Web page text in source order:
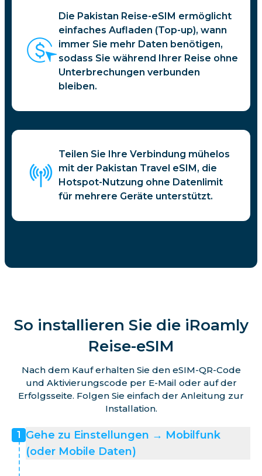
Die Pakistan Reise-eSIM ermöglicht
einfaches Aufladen (Top-up), wann
immer Sie mehr Daten benötigen,
sodass Sie während Ihrer Reise ohne
Unterbrechungen verbunden
bleiben.
Teilen Sie Ihre Verbindung mühelos
mit der Pakistan Travel eSIM, die
Hotspot-Nutzung ohne Datenlimit
für mehrere Geräte unterstützt.
So installieren Sie die iRoamly
Reise-eSIM
Nach dem Kauf erhalten Sie den eSIM-QR-Code
und Aktivierungscode per E-Mail oder auf der
Erfolgsseite. Folgen Sie einfach der Anleitung zur
Installation.
1 Gehe zu Einstellungen → Mobilfunk
(oder Mobile Daten)